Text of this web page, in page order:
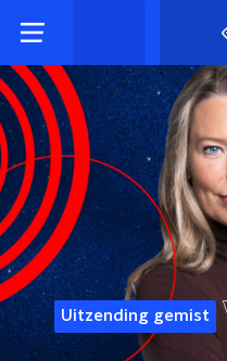
Uitzending gemist